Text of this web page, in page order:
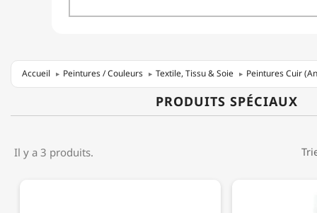
Accueil Peintures / Couleurs Textile, Tissu & Soie Peintures Cuir
PRODUITS SPÉCIAUX
Il y a 3 produits.